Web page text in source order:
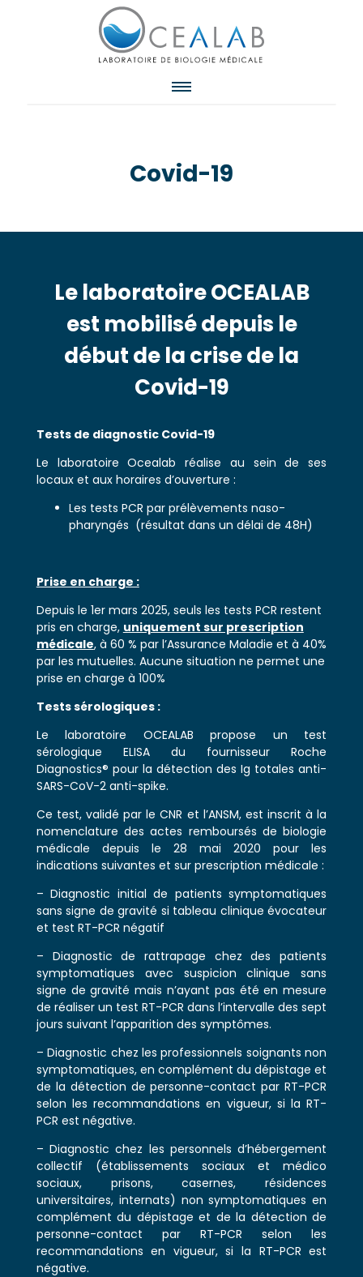
Covid-19
Le laboratoire OCEALAB
est mobilisé depuis le
début de la crise de la
Covid-19
Tests de diagnostic Covid-19
Le laboratoire Ocealab réalise au sein de ses
locaux et aux horaires d’ouverture :
Les tests PCR par prélèvements naso-
pharyngés (résultat dans un délai de 48H)
Prise en charge :
Depuis le 1er mars 2025, seuls les tests PCR restent
pris en charge, uniquement sur prescription
médicale, à 60 % par l’Assurance Maladie et à 40%
par les mutuelles. Aucune situation ne permet une
prise en charge à 100%
Tests sérologiques :
Le laboratoire OCEALAB propose un test
sérologique ELISA du fournisseur Roche
Diagnostics® pour la détection des Ig totales anti-
SARS-CoV-2 anti-spike.
Ce test, validé par le CNR et l’ANSM, est inscrit à la
nomenclature des actes remboursés de biologie
médicale depuis le 28 mai 2020 pour les
indications suivantes et sur prescription médicale :
– Diagnostic initial de patients symptomatiques
sans signe de gravité si tableau clinique évocateur
et test RT-PCR négatif
– Diagnostic de rattrapage chez des patients
symptomatiques avec suspicion clinique sans
signe de gravité mais n’ayant pas été en mesure
de réaliser un test RT-PCR dans l’intervalle des sept
jours suivant l’apparition des symptômes.
– Diagnostic chez les professionnels soignants non
symptomatiques, en complément du dépistage et
de la détection de personne-contact par RT-PCR
selon les recommandations en vigueur, si la RT-
PCR est négative.
– Diagnostic chez les personnels d’hébergement
collectif (établissements sociaux et médico
sociaux, prisons, casernes, résidences
universitaires, internats) non symptomatiques en
complément du dépistage et de la détection de
personne-contact par RT-PCR selon les
recommandations en vigueur, si la RT-PCR est
négative.